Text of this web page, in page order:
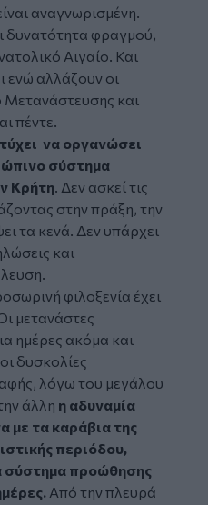
αναγνωρισμένη.
δυνατότητα φραγμού,
Αιγαίο. Και
ενώ αλλάζουν οι
Μετανάστευσης και
πέντε.
να οργανώσει
σύστημα
Κρήτη. Δεν ασκεί τις
στην πράξη, την
τα κενά. Δεν υπάρχει
και
φιλοξενία έχει
μετανάστες
ημέρες ακόμα και
δυσκολίες
λόγω του μεγάλου
άλλη η αδυναμία
με τα καράβια της
περιόδου,
σύστημα προώθησης
Από την πλευρά